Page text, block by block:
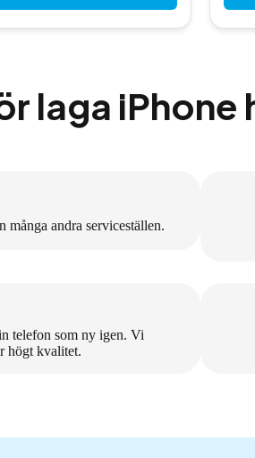
laga iPhone
andra serviceställen.
telefon som ny igen. Vi
högt kvalitet.